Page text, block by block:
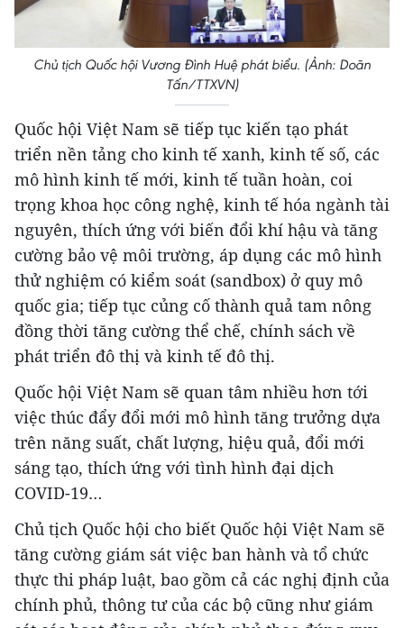
Chủ tịch Quốc hội Vương Đình Huệ phát biểu. (Ảnh: Doãn
Tấn/TTXVN)
Quốc hội Việt Nam sẽ tiếp tục kiến tạo phát
triển nền tảng cho kinh tế xanh, kinh tế số, các
mô hình kinh tế mới, kinh tế tuần hoàn, coi
trọng khoa học công nghệ, kinh tế hóa ngành tài
nguyên, thích ứng với biến đổi khí hậu và tăng
cường bảo vệ môi trường, áp dụng các mô hình
thử nghiệm có kiểm soát (sandbox) ở quy mô
quốc gia; tiếp tục củng cố thành quả tam nông
đồng thời tăng cường thể chế, chính sách về
phát triển đô thị và kinh tế đô thị.
Quốc hội Việt Nam sẽ quan tâm nhiều hơn tới
việc thúc đẩy đổi mới mô hình tăng trưởng dựa
trên năng suất, chất lượng, hiệu quả, đổi mới
sáng tạo, thích ứng với tình hình đại dịch
COVID-19…
Chủ tịch Quốc hội cho biết Quốc hội Việt Nam sẽ
tăng cường giám sát việc ban hành và tổ chức
thực thi pháp luật, bao gồm cả các nghị định của
chính phủ, thông tư của các bộ cũng như giám